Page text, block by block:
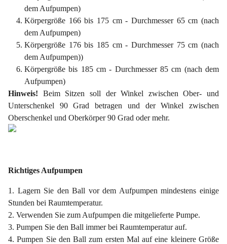
dem Aufpumpen)
Körpergröße 166 bis 175 cm - Durchmesser 65 cm (nach
dem Aufpumpen)
Körpergröße 176 bis 185 cm - Durchmesser 75 cm (nach
dem Aufpumpen))
Körpergröße bis 185 cm - Durchmesser 85 cm (nach dem
Aufpumpen)
Hinweis! Beim Sitzen soll der Winkel zwischen Ober- und
Unterschenkel 90 Grad betragen und der Winkel zwischen
Oberschenkel und Oberkörper 90 Grad oder mehr.
Richtiges Aufpumpen
1. Lagern Sie den Ball vor dem Aufpumpen mindestens einige
Stunden bei Raumtemperatur.
2. Verwenden Sie zum Aufpumpen die mitgelieferte Pumpe.
3. Pumpen Sie den Ball immer bei Raumtemperatur auf.
4. Pumpen Sie den Ball zum ersten Mal auf eine kleinere Größe